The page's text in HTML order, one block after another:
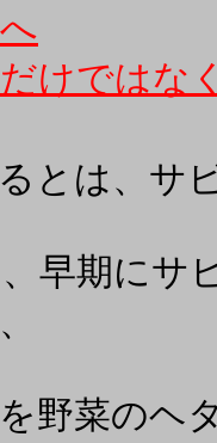
けではな
とは、サ
早期にサ
野菜のヘ